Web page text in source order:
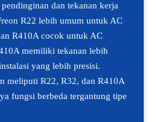
dan tekanan kerja
R22 lebih umum untuk AC
R410A cocok untuk AC
memiliki tekanan lebih
yang lebih presisi.
meliputi R22, R32, dan R410A
fungsi berbeda tergantung tipe